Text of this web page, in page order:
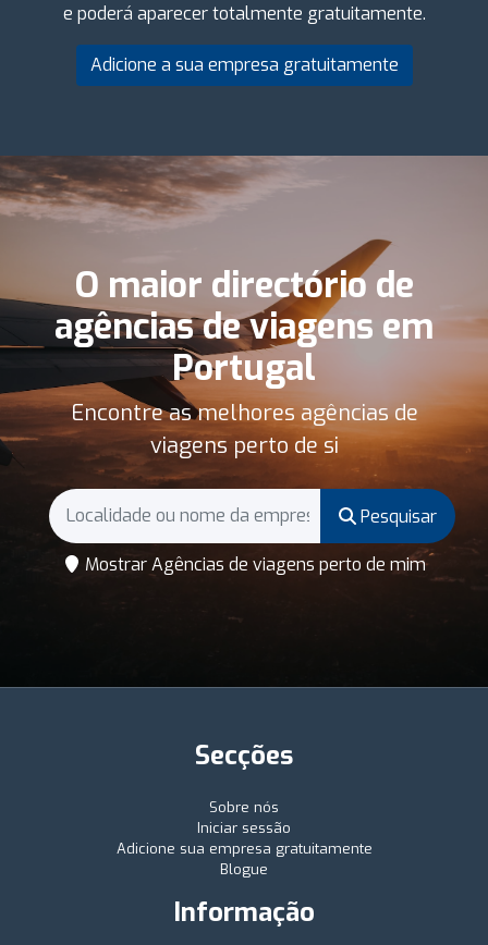
e poderá aparecer totalmente gratuitamente.
Adicione a sua empresa gratuitamente
O maior directório de
agências de viagens em
Portugal
Encontre as melhores agências de
viagens perto de si
Pesquisar
Mostrar Agências de viagens perto de mim
Secções
Sobre nós
Iniciar sessão
Adicione sua empresa gratuitamente
Blogue
Informação